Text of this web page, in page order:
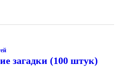
загадки (100 штук)